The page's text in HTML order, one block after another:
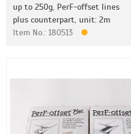
up to 250g, PerF-offset lines
plus counterpart, unit: 2m
Item No.: 180513